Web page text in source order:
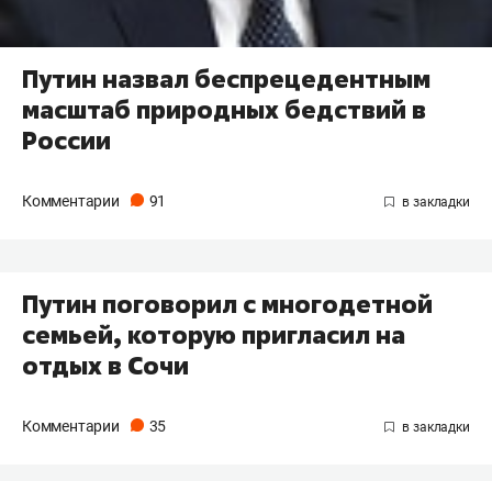
Путин назвал беспрецедентным
масштаб природных бедствий в
России
Комментарии 91
Путин поговорил с многодетной
семьей, которую пригласил на
отдых в Сочи
Комментарии 35